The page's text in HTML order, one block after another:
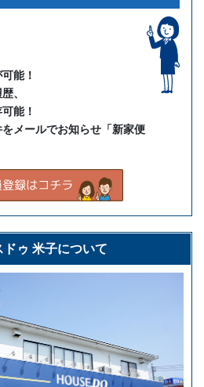
能！
、
能！
メールでお知らせ「新家便
ドゥ 米子について